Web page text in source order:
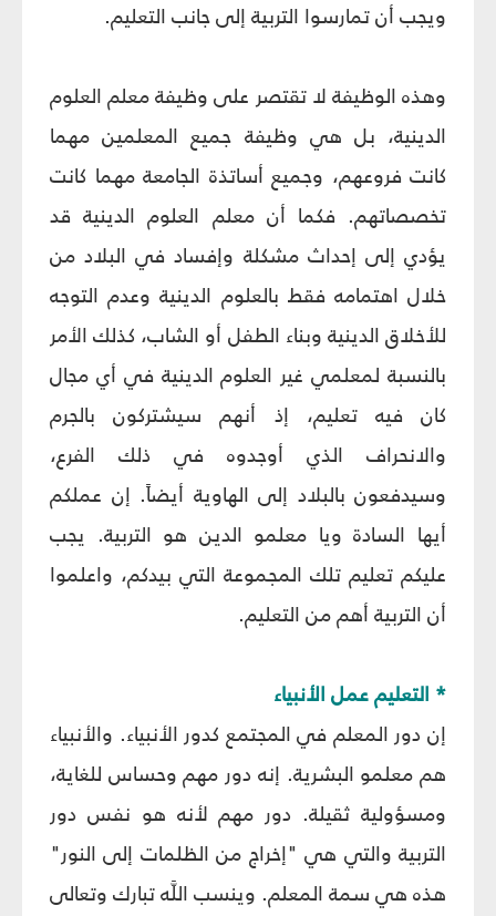
ويجب أن تمارسوا التربية إلى جانب التعليم.
وهذه الوظيفة لا تقتصر على وظيفة معلم العلوم
الدينية، بل هي وظيفة جميع المعلمين مهما
كانت فروعهم، وجميع أساتذة الجامعة مهما كانت
تخصصاتهم. فكما أن معلم العلوم الدينية قد
يؤدي إلى إحداث مشكلة وإفساد في البلاد من
خلال اهتمامه فقط بالعلوم الدينية وعدم التوجه
للأخلاق الدينية وبناء الطفل أو الشاب، كذلك الأمر
بالنسبة لمعلمي غير العلوم الدينية في أي مجال
كان فيه تعليم، إذ أنهم سيشتركون بالجرم
والانحراف الذي أوجدوه في ذلك الفرع،
وسيدفعون بالبلاد إلى الهاوية أيضاً. إن عملكم
أيها السادة ويا معلمو الدين هو التربية. يجب
عليكم تعليم تلك المجموعة التي بيدكم، واعلموا
أن التربية أهم من التعليم.
* التعليم عمل الأنبياء
إن دور المعلم في المجتمع كدور الأنبياء. والأنبياء
هم معلمو البشرية. إنه دور مهم وحساس للغاية،
ومسؤولية ثقيلة. دور مهم لأنه هو نفس دور
التربية والتي هي "إخراج من الظلمات إلى النور"
هذه هي سمة المعلم. وينسب اللَّه تبارك وتعالى